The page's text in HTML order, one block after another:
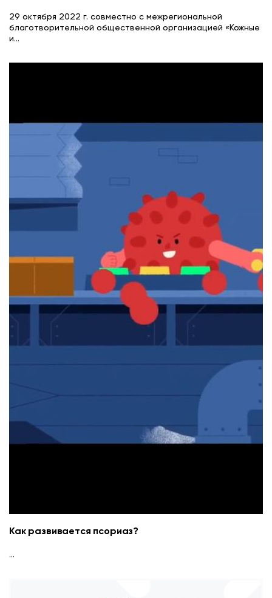
29 октября 2022 г. совместно c межрегиональной
благотворительной общественной организацией «Кожные
и...
Как развивается псориаз?
...